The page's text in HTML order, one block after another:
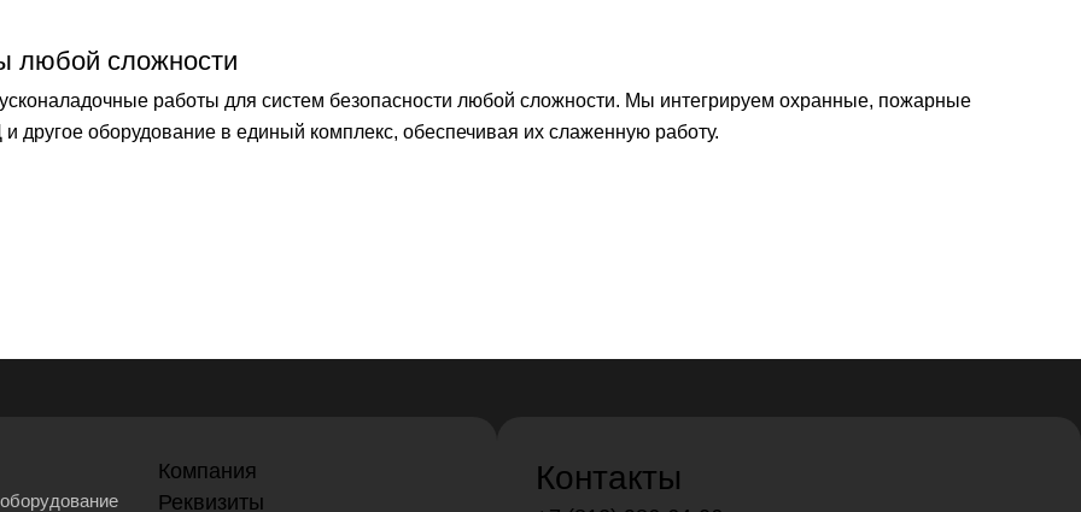
любой сложности
работы для систем безопасности любой сложности. Мы интегрируем охранные, пожарные
другое оборудование в единый комплекс, обеспечивая их слаженную работу.
Компания
Реквизиты
Контакты